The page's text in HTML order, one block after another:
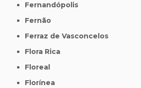
Fernandópolis
Fernão
Ferraz de Vasconcelos
Flora Rica
Floreal
Florínea